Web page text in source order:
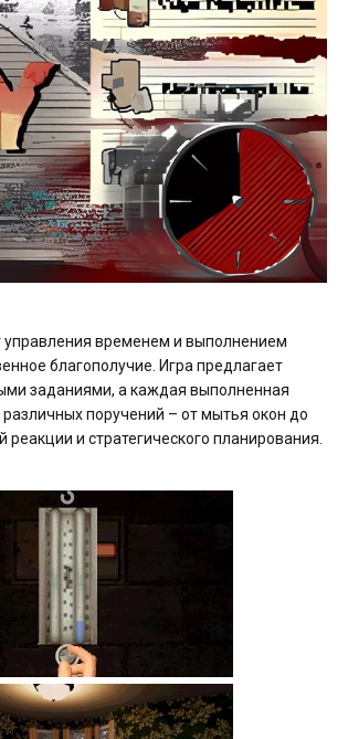
управления временем и выполнением
благополучие. Игра предлагает
заданиями, а каждая выполненная
поручений – от мытья окон до
и стратегического планирования.